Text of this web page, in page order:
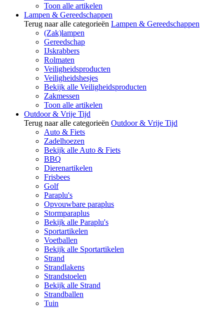
Toon alle artikelen
Lampen & Gereedschappen
Terug naar alle categorieën Lampen & Gereedschappen
(Zak)lampen
Gereedschap
IJskrabbers
Rolmaten
Veiligheidsproducten
Veiligheidshesjes
Bekijk alle Veiligheidsproducten
Zakmessen
Toon alle artikelen
Outdoor & Vrije Tijd
Terug naar alle categorieën Outdoor & Vrije Tijd
Auto & Fiets
Zadelhoezen
Bekijk alle Auto & Fiets
BBQ
Dierenartikelen
Frisbees
Golf
Paraplu's
Opvouwbare paraplus
Stormparaplus
Bekijk alle Paraplu's
Sportartikelen
Voetballen
Bekijk alle Sportartikelen
Strand
Strandlakens
Strandstoelen
Bekijk alle Strand
Strandballen
Tuin